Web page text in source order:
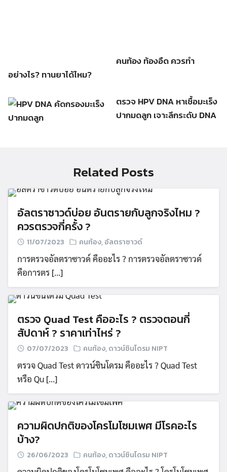
คนท้อง ท้องอืด ควรทำ
อย่างไร? ทานยาได้ไหม?
ตรวจ HPV DNA หาเชื้อมะเร็ง
ปากมดลูก เจาะลึกระดับ DNA
Related Posts
อัลตราซาวด์บ่อย อันตรายกับลูกจริงไหม ?
ควรตรวจกี่ครั้ง ?
11/07/2023 คนท้อง,อัลตราซาวด์
การตรวจอัลตราซาวด์ คืออะไร ? การตรวจอัลตราซาวด์
คือการตร […]
ตรวจ Quad Test คืออะไร ? ตรวจตอนกี่
สัปดาห์ ? ราคาเท่าไหร่ ?
07/07/2023 คนท้อง,ดาวน์ซินโดรม NIPT
ตรวจ Quad Test ดาวน์ซินโดรม คืออะไร ? Quad Test
หรือ Qu […]
ความผิดปกติของโครโมโซมเพศ มีโรคอะไร
บ้าง?
26/06/2023 คนท้อง,ดาวน์ซินโดรม NIPT